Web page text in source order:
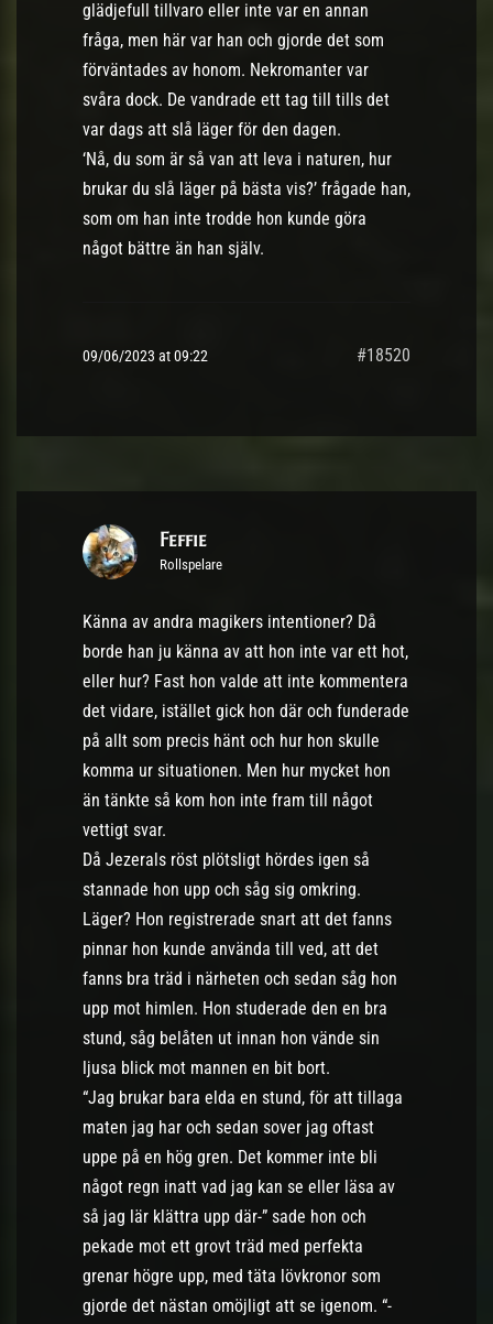
glädjefull tillvaro eller inte var en annan
fråga, men här var han och gjorde det som
förväntades av honom. Nekromanter var
svåra dock. De vandrade ett tag till tills det
var dags att slå läger för den dagen.
‘Nå, du som är så van att leva i naturen, hur
brukar du slå läger på bästa vis?’ frågade han,
som om han inte trodde hon kunde göra
något bättre än han själv.
09/06/2023 at 09:22 #18520
Feffie
Rollspelare
Känna av andra magikers intentioner? Då
borde han ju känna av att hon inte var ett hot,
eller hur? Fast hon valde att inte kommentera
det vidare, istället gick hon där och funderade
på allt som precis hänt och hur hon skulle
komma ur situationen. Men hur mycket hon
än tänkte så kom hon inte fram till något
vettigt svar.
Då Jezerals röst plötsligt hördes igen så
stannade hon upp och såg sig omkring.
Läger? Hon registrerade snart att det fanns
pinnar hon kunde använda till ved, att det
fanns bra träd i närheten och sedan såg hon
upp mot himlen. Hon studerade den en bra
stund, såg belåten ut innan hon vände sin
ljusa blick mot mannen en bit bort.
“Jag brukar bara elda en stund, för att tillaga
maten jag har och sedan sover jag oftast
uppe på en hög gren. Det kommer inte bli
något regn inatt vad jag kan se eller läsa av
så jag lär klättra upp där-” sade hon och
pekade mot ett grovt träd med perfekta
grenar högre upp, med täta lövkronor som
gjorde det nästan omöjligt att se igenom. “-